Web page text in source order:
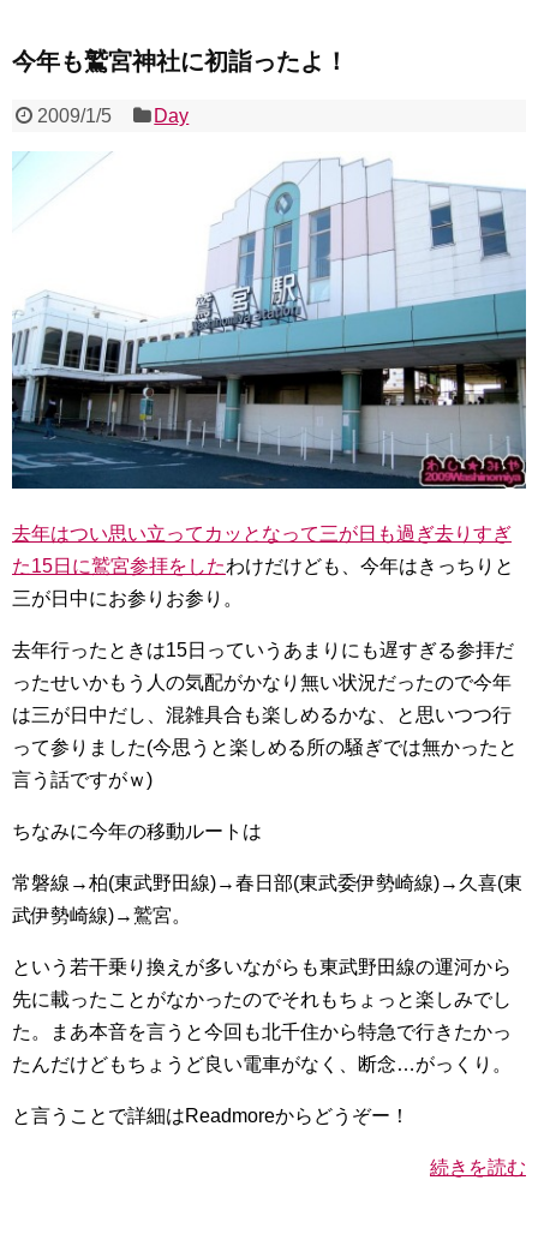
今年も鷲宮神社に初詣ったよ！
2009/1/5 Day
去年はつい思い立ってカッとなって三が日も過ぎ去りすぎ
た15日に鷲宮参拝をしたわけだけども、今年はきっちりと
三が日中にお参りお参り。
去年行ったときは15日っていうあまりにも遅すぎる参拝だ
ったせいかもう人の気配がかなり無い状況だったので今年
は三が日中だし、混雑具合も楽しめるかな、と思いつつ行
って参りました(今思うと楽しめる所の騒ぎでは無かったと
言う話ですがｗ)
ちなみに今年の移動ルートは
常磐線→柏(東武野田線)→春日部(東武委伊勢崎線)→久喜(東
武伊勢崎線)→鷲宮。
という若干乗り換えが多いながらも東武野田線の運河から
先に載ったことがなかったのでそれもちょっと楽しみでし
た。まあ本音を言うと今回も北千住から特急で行きたかっ
たんだけどもちょうど良い電車がなく、断念…がっくり。
と言うことで詳細はReadmoreからどうぞー！
続きを読む